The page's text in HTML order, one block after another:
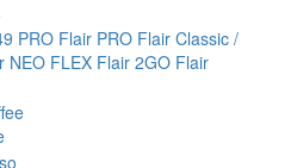
PRO Flair PRO Flair Classic /
NEO FLEX Flair 2GO Flair